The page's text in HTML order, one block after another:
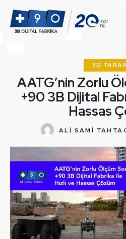
3D
AATG’nin Zorlu
+90 3B Dijital
Hassas
ALI SAMI